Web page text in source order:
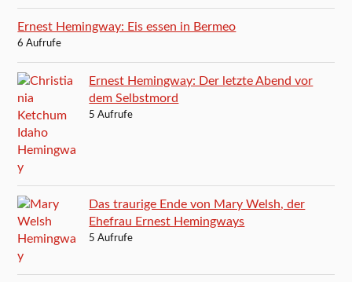
Ernest Hemingway: Eis essen in Bermeo
6 Aufrufe
Ernest Hemingway: Der letzte Abend vor
dem Selbstmord
5 Aufrufe
Das traurige Ende von Mary Welsh, der
Ehefrau Ernest Hemingways
5 Aufrufe